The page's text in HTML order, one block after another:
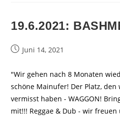
19.6.2021:
BeitragJuni 14, 2021
"Wir gehen nach 8 Monaten
schöne Mainufer! Der Platz, den
vermisst haben - WAGGON!
mit!!! Reggae & Dub - wir